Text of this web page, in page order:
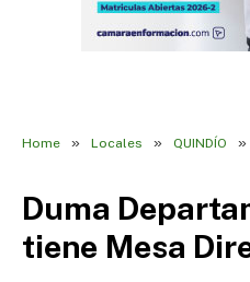
Home » Locales » QUINDÍO »
Duma
tiene Mesa